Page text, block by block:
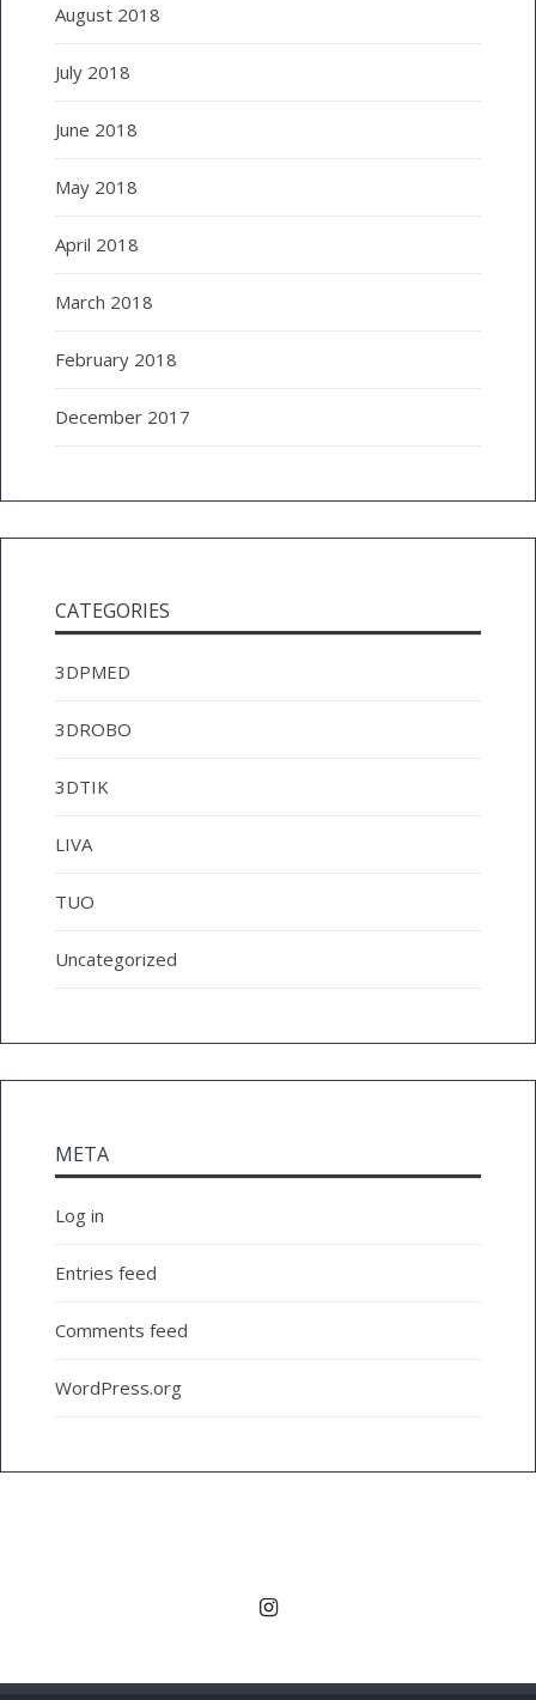
August 2018
July 2018
June 2018
May 2018
April 2018
March 2018
February 2018
December 2017
CATEGORIES
3DPMED
3DROBO
3DTIK
LIVA
TUO
Uncategorized
META
Log in
Entries feed
Comments feed
WordPress.org